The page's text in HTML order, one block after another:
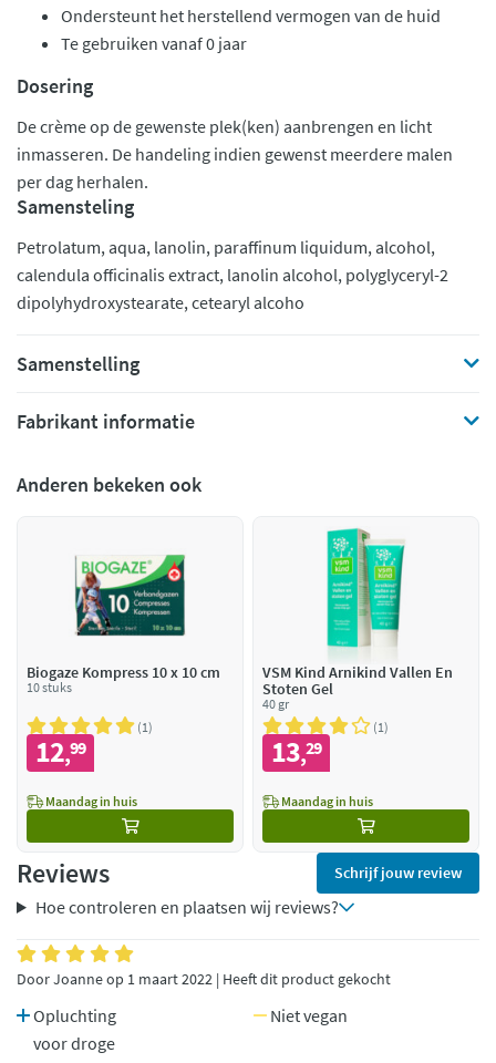
Ondersteunt het herstellend vermogen van de huid
Te gebruiken vanaf 0 jaar
Dosering
De crème op de gewenste plek(ken) aanbrengen en licht
inmasseren. De handeling indien gewenst meerdere malen
per dag herhalen.
Samensteling
Petrolatum, aqua, lanolin, paraffinum liquidum, alcohol,
calendula officinalis extract, lanolin alcohol, polyglyceryl-2
dipolyhydroxystearate, cetearyl alcoho
Samenstelling
Fabrikant informatie
Anderen bekeken ook
Biogaze Kompress 10 x 10 cm
10 stuks
1
12,99
Maandag in huis
VSM Kind Arnikind Vallen En
Stoten Gel
40 gr
1
13,29
Maandag in huis
Reviews Schrijf jouw review
Hoe controleren en plaatsen wij reviews?
Door Joanne op 1 maart 2022 | Heeft dit product gekocht
Opluchting
voor droge
Niet vegan